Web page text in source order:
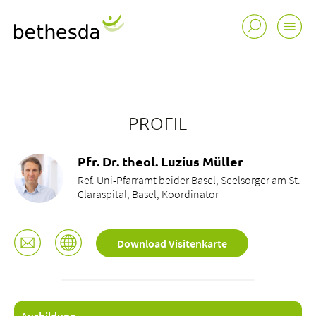
Buchungsanfrage
PROFIL
Pfr. Dr. theol. Luzius Müller
Ref. Uni-Pfarramt beider Basel, Seelsorger am St.
Claraspital, Basel, Koordinator
Download Visitenkarte